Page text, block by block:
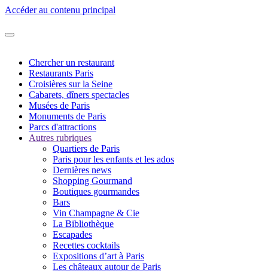
Accéder au contenu principal
Chercher un restaurant
Restaurants Paris
Croisières sur la Seine
Cabarets, dîners spectacles
Musées de Paris
Monuments de Paris
Parcs d'attractions
Autres rubriques
Quartiers de Paris
Paris pour les enfants et les ados
Dernières news
Shopping Gourmand
Boutiques gourmandes
Bars
Vin Champagne & Cie
La Bibliothèque
Escapades
Recettes cocktails
Expositions d’art à Paris
Les châteaux autour de Paris